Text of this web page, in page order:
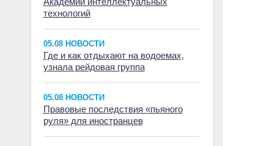
технологий
05.08 НОВОСТИ
Где и как отдыхают на водоемах,
узнала рейдовая группа
05.08 НОВОСТИ
Правовые последствия «пьяного
руля» для иностранцев